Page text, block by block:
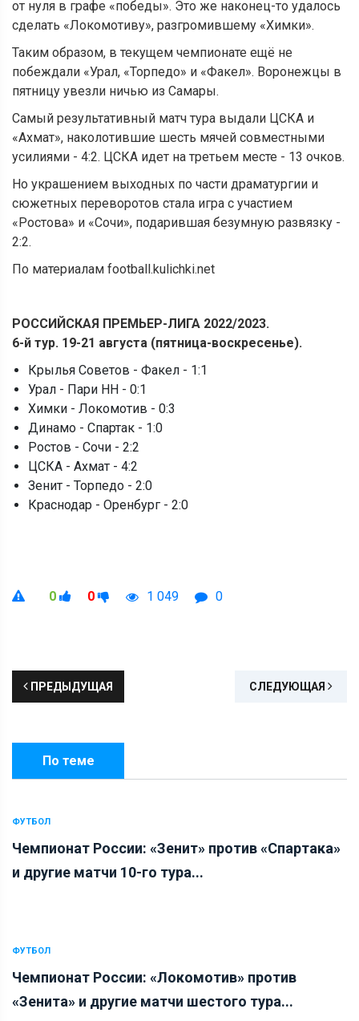
от нуля в графе «победы». Это же наконец-то удалось
сделать «Локомотиву», разгромившему «Химки».
Таким образом, в текущем чемпионате ещё не
побеждали «Урал, «Торпедо» и «Факел». Воронежцы в
пятницу увезли ничью из Самары.
Самый результативный матч тура выдали ЦСКА и
«Ахмат», наколотившие шесть мячей совместными
усилиями - 4:2. ЦСКА идет на третьем месте - 13 очков.
Но украшением выходных по части драматургии и
сюжетных переворотов стала игра с участием
«Ростова» и «Сочи», подарившая безумную развязку -
2:2.
По материалам football.kulichki.net
РОССИЙСКАЯ ПРЕМЬЕР-ЛИГА 2022/2023.
6-й тур. 19-21 августа (пятница-воскресенье).
Крылья Советов - Факел - 1:1
Урал - Пари НН - 0:1
Химки - Локомотив - 0:3
Динамо - Спартак - 1:0
Ростов - Сочи - 2:2
ЦСКА - Ахмат - 4:2
Зенит - Торпедо - 2:0
Краснодар - Оренбург - 2:0
0 0 1 049 0
ПРЕДЫДУЩАЯ СЛЕДУЮЩАЯ
По теме
ФУТБОЛ
Чемпионат России: «Зенит» против «Спартака»
и другие матчи 10-го тура...
ФУТБОЛ
Чемпионат России: «Локомотив» против
«Зенита» и другие матчи шестого тура...